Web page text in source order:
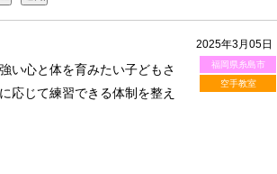
2025年3月05日
福岡県糸島市
空手教室
い心と体を育みたい子どもさ
応じて練習できる体制を整え